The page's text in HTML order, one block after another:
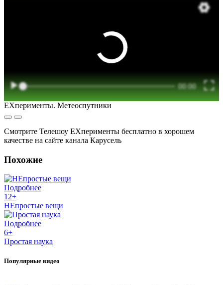
EXперименты. Метеоспутники
Смотрите Телешоу EXперименты бесплатно в хорошем
качестве на сайте канала Карусель
Похожие
Подробнее
12+
НЕпростые вещи
Подробнее
6+
Простая наука
Популярные видео